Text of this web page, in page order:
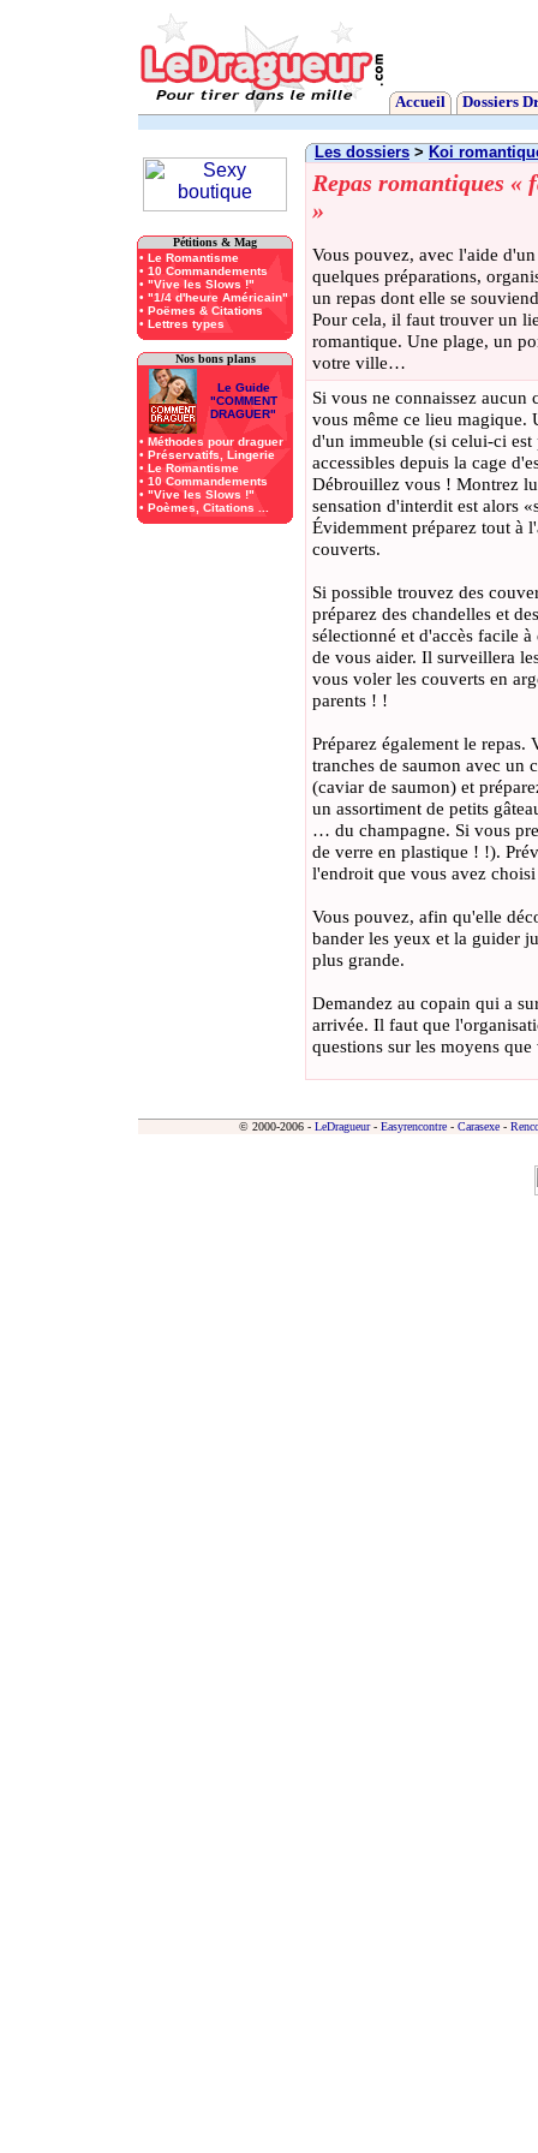
Accueil Dossiers
Pétitions & Mag
• Le Romantisme
• 10 Commandements
• "Vive les Slows !"
• "1/4 d'heure Américain"
• Poëmes & Citations
• Lettres types
Nos bons plans
Le Guide
"COMMENT
DRAGUER"
• Méthodes pour draguer
• Préservatifs, Lingerie
• Le Romantisme
• 10 Commandements
• "Vive les Slows !"
• Poèmes, Citations ...
Les dossiers > Koi
Repas romantiques «
»
Vous pouvez, avec l'aide
quelques préparations,
un repas dont elle se
Pour cela, il faut trouver un
romantique. Une plage, un
votre ville…
Si vous ne connaissez
vous même ce lieu magique.
d'un immeuble (si celui-ci
accessibles depuis la cage
Débrouillez vous ! Montrez
sensation d'interdit est alors
Évidemment préparez tout à
couverts.
Si possible trouvez des
préparez des chandelles et
sélectionné et d'accès facile
de vous aider. Il surveillera
vous voler les couverts en
parents ! !
Préparez également le repas.
tranches de saumon avec un
(caviar de saumon) et
un assortiment de petits
… du champagne. Si vous
de verre en plastique ! !).
l'endroit que vous avez
Vous pouvez, afin qu'elle
bander les yeux et la guider
plus grande.
Demandez au copain qui a
arrivée. Il faut que
questions sur les moyens
© 2000-2006 - LeDragueur- Easyrencontre - Carasexe -